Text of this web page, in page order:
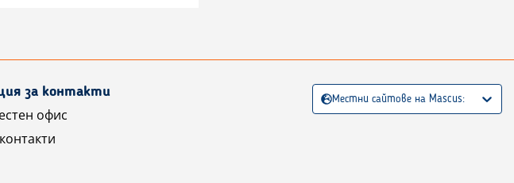
за контакти
офис
Местни сайтове на Mascus: